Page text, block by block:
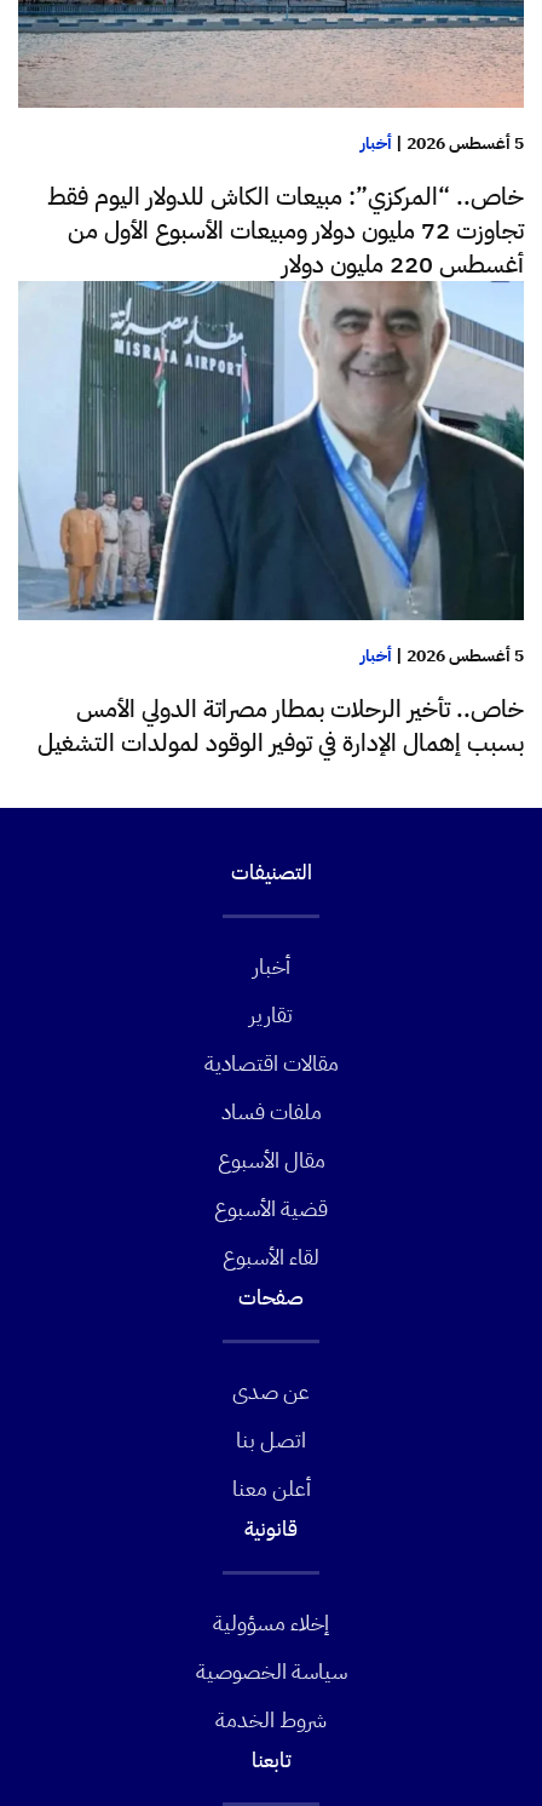
5 أغسطس 2026 | أخبار
خاص.. “المركزي”: مبيعات الكاش للدولار اليوم فقط
تجاوزت 72 مليون دولار ومبيعات الأسبوع الأول من
أغسطس 220 مليون دولار
5 أغسطس 2026 | أخبار
خاص.. تأخير الرحلات بمطار مصراتة الدولي الأمس
بسبب إهمال الإدارة في توفير الوقود لمولدات التشغيل
التصنيفات
أخبار
تقارير
مقالات اقتصادية
ملفات فساد
مقال الأسبوع
قضية الأسبوع
لقاء الأسبوع
صفحات
عن صدى
اتصل بنا
أعلن معنا
قانونية
إخلاء مسؤولية
سياسة الخصوصية
شروط الخدمة
تابعنا